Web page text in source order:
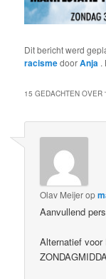
Dit bericht werd
racismedoorAnja .
15 GEDACHTEN OVER “
Olav Meijerop
Aanvullend
Alternatief voor